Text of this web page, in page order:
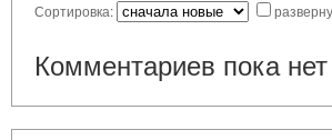
Сортировка:
Комментариев пока нет